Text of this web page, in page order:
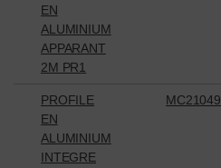
EN
ALUMINIUM
APPARANT
2M PR1
PROFILE
EN
ALUMINIUM
INTEGRE
MC21049